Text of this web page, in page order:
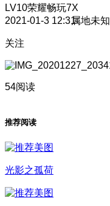
LV10荣耀畅玩7X
2021-01-3 12:31属地未知
关注
54阅读
推荐阅读
光影之孤荷